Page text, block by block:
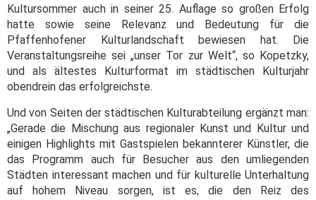
Kultursommer auch in seiner 25. Auflage so großen Erfolg
hatte sowie seine Relevanz und Bedeutung für die
Pfaffenhofener Kulturlandschaft bewiesen hat. Die
Veranstaltungsreihe sei „unser Tor zur Welt“, so Kopetzky,
und als ältestes Kulturformat im städtischen Kulturjahr
obendrein das erfolgreichste.
Und von Seiten der städtischen Kulturabteilung ergänzt man:
„Gerade die Mischung aus regionaler Kunst und Kultur und
einigen Highlights mit Gastspielen bekannterer Künstler, die
das Programm auch für Besucher aus den umliegenden
Städten interessant machen und für kulturelle Unterhaltung
auf hohem Niveau sorgen, ist es, die den Reiz des